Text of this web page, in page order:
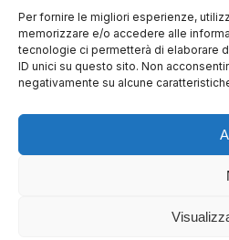
Per fornire le migliori esperienze,
memorizzare e/o accedere alle
tecnologie ci permetterà di elaborare
ID unici su questo sito. Non
negativamente su alcune